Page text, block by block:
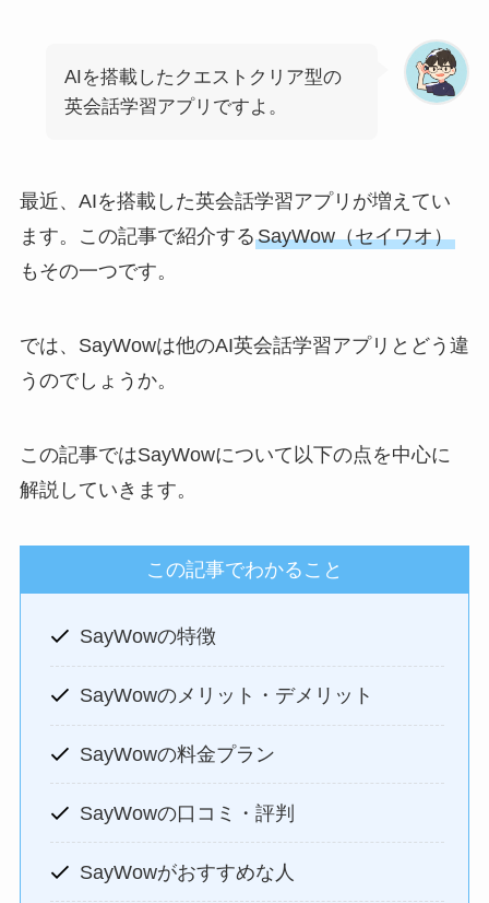
AIを搭載したクエストクリア型の
英会話学習アプリですよ。
最近、AIを搭載した英会話学習アプリが増えてい
ます。この記事で紹介するSayWow（セイワオ）
もその一つです。
では、SayWowは他のAI英会話学習アプリとどう違
うのでしょうか。
この記事ではSayWowについて以下の点を中心に
解説していきます。
この記事でわかること
SayWowの特徴
SayWowのメリット・デメリット
SayWowの料金プラン
SayWowの口コミ・評判
SayWowがおすすめな人